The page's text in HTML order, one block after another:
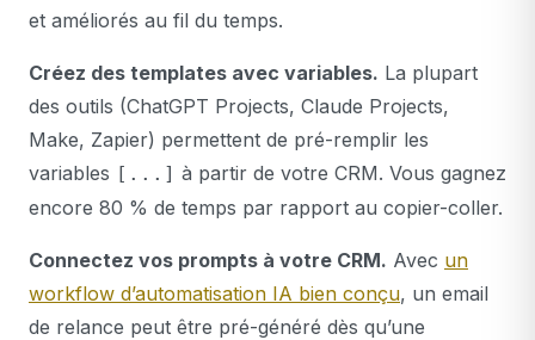
et améliorés au fil du temps.
Créez des templates avec variables. La plupart
des outils (ChatGPT Projects, Claude Projects,
Make, Zapier) permettent de pré-remplir les
variables [...] à partir de votre CRM. Vous gagnez
encore 80 % de temps par rapport au copier-coller.
Connectez vos prompts à votre CRM. Avec un
workflow d’automatisation IA bien conçu, un email
de relance peut être pré-généré dès qu’une